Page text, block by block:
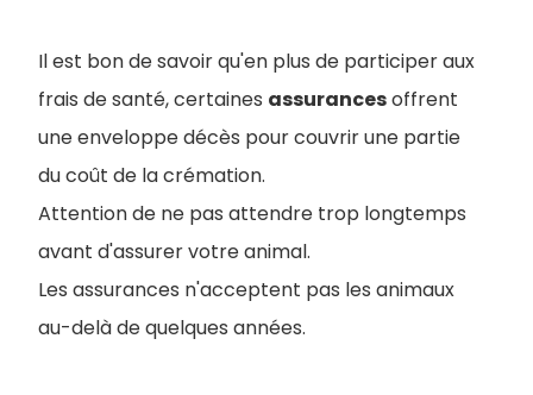
Il est bon de savoir qu'en plus de participer aux
frais de santé, certaines assurancesoffrent
une enveloppe décès pour couvrir une partie
du coût de la crémation.
Attention de ne pas attendre trop longtemps
avant d'assurer votre animal.
Les assurances n'acceptent pas les animaux
au-delà de quelques années.